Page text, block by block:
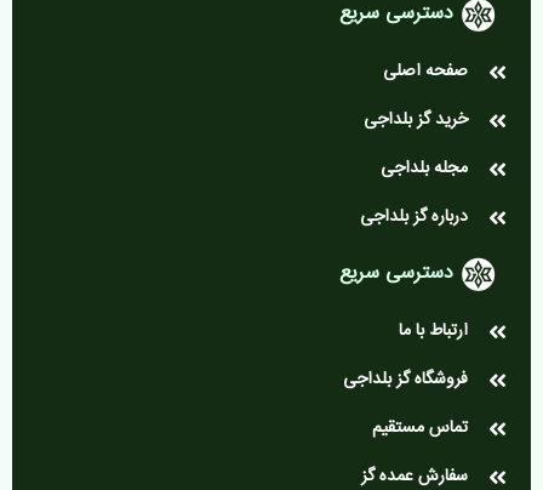
دسترسی سریع
صفحه اصلی
خرید گز بلداجی
مجله بلداجی
درباره گز بلداجی
دسترسی سریع
ارتباط با ما
فروشگاه گز بلداجی
تماس مستقیم
سفارش عمده گز